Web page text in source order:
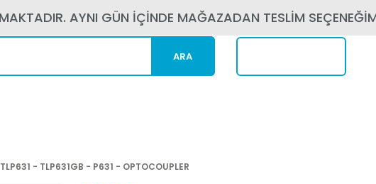
AYNI GÜN İÇİNDE MAĞAZADAN TESLİM
ARA
TLP631 - TLP631GB - P631 - OPTOCOUPLER